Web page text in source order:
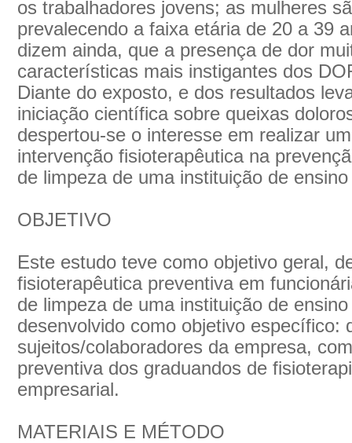
os trabalhadores jovens; as mulheres
prevalecendo a faixa etária de 20 a 39
dizem ainda, que a presença de dor
características mais instigantes dos
Diante do exposto, e dos resultados
iniciação científica sobre queixas
despertou-se o interesse em realizar
intervenção fisioterapêutica na
de limpeza de uma instituição de
OBJETIVO
Este estudo teve como objetivo geral,
fisioterapêutica preventiva em
de limpeza de uma instituição de
desenvolvido como objetivo específico:
sujeitos/colaboradores da empresa,
preventiva dos graduandos de
empresarial.
MATERIAIS E MÉTODO